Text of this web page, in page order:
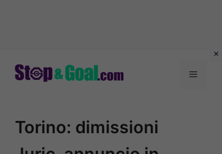
Menu
Torino: dimissioni